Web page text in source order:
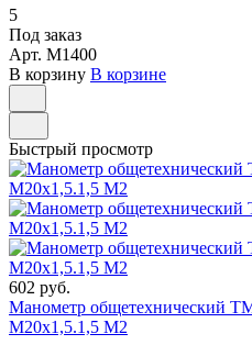
5
Под заказ
Арт. M1400
В корзину В корзине
Быстрый просмотр
602 руб.
Манометр общетехнический
М20х1,5.1,5 М2